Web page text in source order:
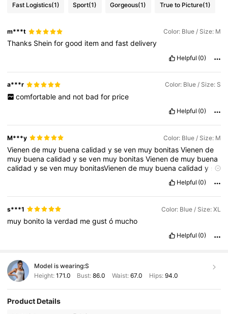
Fast Logistics(1) Sport(1) Gorgeous(1) True to Picture(1)
m***t Color: Blue / Size: M
Thanks Sheinforgood itemandfastdelivery
Helpful (0)
a***r Color: Blue / Size: S
comfortable and not bad for price
Helpful (0)
M***y Color: Blue / Size: M
Vienende muy buenacalidadyseven muy bonitasVienende
muy buenacalidadyseven muy bonitasVienende muy buena
calidadyseven muy bonitasVienende muy buenacalidady se
muy
bonitasVienendemuybuenacalidadysevenmuybonitas
Vienen
de muy
muybuena calidad bonitasVienende muybuena
calidadysevenmuy bonitasVienende
calidad ysevenmuy
Helpful (0)
s***1 Color: Blue / Size: XL
muy bonito laverdad megustó mucho
Helpful (0)
Model is wearing:S
Height: 171.0 Bust:86.0 Waist: 67.0 Hips: 94.0
Product Details